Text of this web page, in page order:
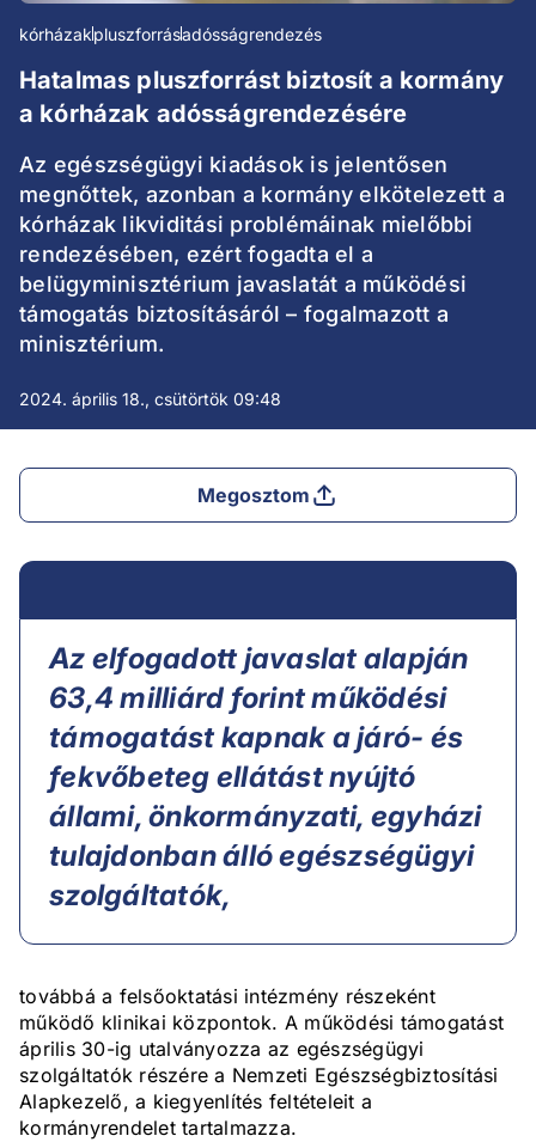
kórházakpluszforrásadósságrendezés
Hatalmas pluszforrást biztosít a kormány
a kórházak adósságrendezésére
Az egészségügyi kiadások is jelentősen
megnőttek, azonban a kormány elkötelezett a
kórházak likviditási problémáinak mielőbbi
rendezésében, ezért fogadta el a
belügyminisztérium javaslatát a működési
támogatás biztosításáról – fogalmazott a
minisztérium.
2024. április 18., csütörtök 09:48
Megosztom
Az elfogadott javaslat alapján
63,4 milliárd forint működési
támogatást kapnak a járó- és
fekvőbeteg ellátást nyújtó
állami, önkormányzati, egyházi
tulajdonban álló egészségügyi
szolgáltatók,
továbbá a felsőoktatási intézmény részeként
működő klinikai központok. A működési támogatást
április 30-ig utalványozza az egészségügyi
szolgáltatók részére a Nemzeti Egészségbiztosítási
Alapkezelő, a kiegyenlítés feltételeit a
kormányrendelet tartalmazza.